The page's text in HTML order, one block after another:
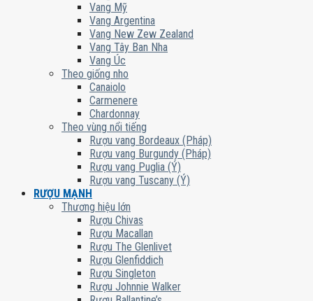
Vang Mỹ
Vang Argentina
Vang New Zew Zealand
Vang Tây Ban Nha
Vang Úc
Theo giống nho
Canaiolo
Carmenere
Chardonnay
Theo vùng nổi tiếng
Rượu vang Bordeaux (Pháp)
Rượu vang Burgundy (Pháp)
Rượu vang Puglia (Ý)
Rượu vang Tuscany (Ý)
RƯỢU MẠNH
Thương hiệu lớn
Rượu Chivas
Rượu Macallan
Rượu The Glenlivet
Rượu Glenfiddich
Rượu Singleton
Rượu Johnnie Walker